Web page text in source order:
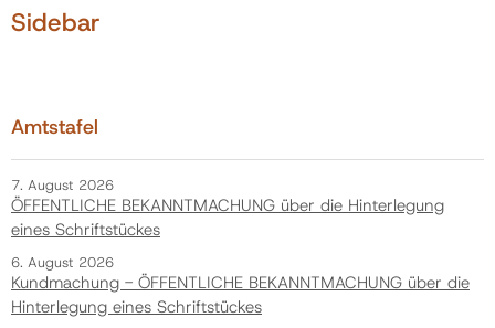
Gemeinde
Sidebar
Amtstafel
7. August 2026
ÖFFENTLICHE BEKANNTMACHUNG über die Hinterlegung
eines Schriftstückes
6. August 2026
Kundmachung - ÖFFENTLICHE BEKANNTMACHUNG über die
Hinterlegung eines Schriftstückes